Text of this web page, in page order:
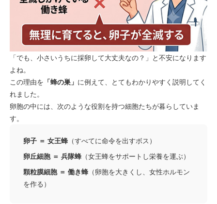
「でも、小さいうちに採卵して大丈夫なの？」と不安になります
よね。
この理由を 「蜂の巣」 に例えて、とてもわかりやすく説明してく
れました。
卵胞の中には、次のような役割を持つ細胞たちが暮らしていま
す。
卵子 ＝ 女王蜂 （すべてに命令を出すボス）
卵丘細胞 ＝ 兵隊蜂 （女王蜂をサポートし栄養を運ぶ）
顆粒膜細胞 ＝ 働き蜂 （卵胞を大きくし、女性ホルモン
を作る）